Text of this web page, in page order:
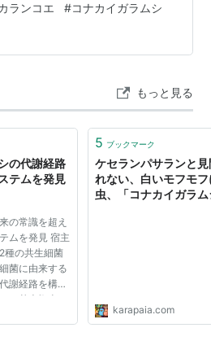
蕾がつきました。 にほんブログ
チ・ブルドッグランキング 拍
中gooからきました
ランコエ #コナカイガラムシ
もっと見る
の代謝経路
テムを発見
の常識を超え
ムを発見 宿主
種の共生細菌
菌に由来する
謝経路を構築
の基本概念の
な知見 独立行
5 ブックマーク
ケセランパサランと
れない、白いモフモ
虫、「コナカイガラ
karapaia.com